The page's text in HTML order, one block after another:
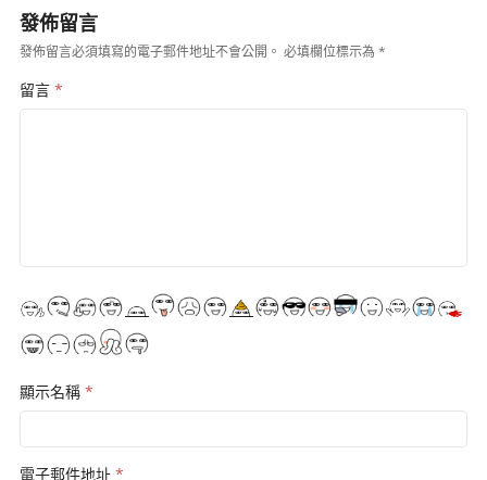
發佈留言
發佈留言必須填寫的電子郵件地址不會公開。 必填欄位標示為*
留言 *
顯示名稱 *
電子郵件地址 *